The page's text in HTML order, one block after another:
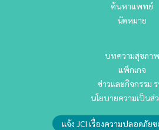
ค้นหาแพทย์
นัดหมาย
บทความสุขภาพ
แพ็กเกจ
ข่าวและกิจกรรม
นโยบายความเป็นส่
แจ้ง JCI เรื่องความปลอดภัย